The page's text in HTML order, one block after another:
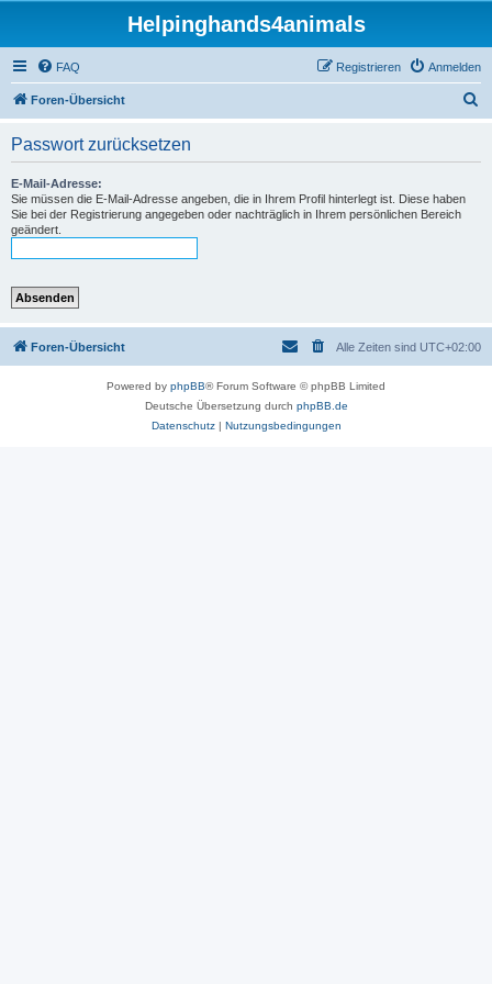
Helpinghands4animals
FAQ Anmelden
Registrieren
Foren-Übersicht
Passwort zurücksetzen
E-Mail-Adresse:
Sie müssen die E-Mail-Adresse angeben, die in Ihrem Profil hinterlegt ist. Diese haben
Sie bei der Registrierung angegeben oder nachträglich in Ihrem persönlichen Bereich
geändert.
Foren-Übersicht Alle Zeiten sind UTC+02:00
Powered by phpBB® Forum Software © phpBB Limited
Deutsche Übersetzung durch phpBB.de
Datenschutz| Nutzungsbedingungen